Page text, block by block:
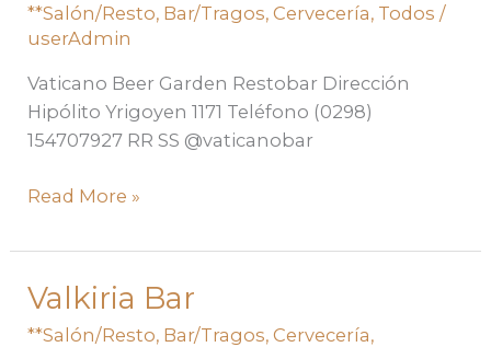
**Salón/Resto, Bar/Tragos,Cervecería, Todos /
userAdmin
Vaticano Beer Garden Restobar Dirección
Hipólito Yrigoyen 1171 Teléfono (0298)
154707927 RR SS @vaticanobar
Garden
Read More »
Valkiria Bar
**Salón/Resto, Bar/Tragos,Cervecería,
Valkiria